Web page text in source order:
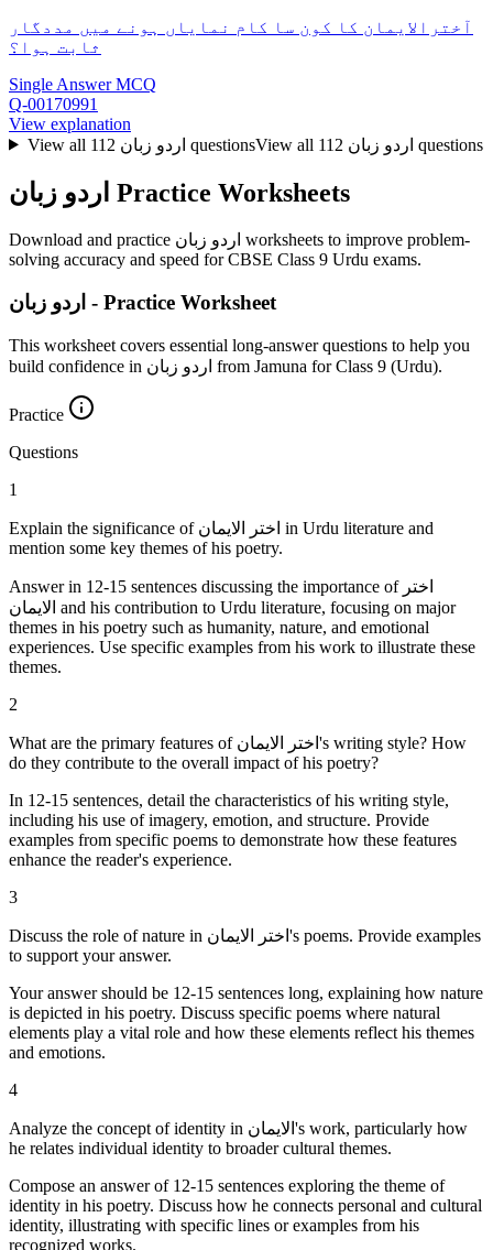
آخترالایمان کا کون سا کام نمایاں ہونے میں مددگار
ثابت ہوا؟
Single Answer MCQ
Q-00170991
View explanation
View all 112 اردو زبان questionsView all 112 اردو زبان questions
اردو زبان Practice Worksheets
Download and practice اردو زبان worksheets to improve problem-
solving accuracy and speed for CBSE Class 9 Urdu exams.
اردو زبان - Practice Worksheet
This worksheet covers essential long-answer questions to help you
build confidence in اردو زبان from Jamuna for Class 9 (Urdu).
Practice
Questions
1
Explain the significance of اختر الایمان in Urdu literature and
mention some key themes of his poetry.
Answer in 12-15 sentences discussing the importance of اختر
الایمان and his contribution to Urdu literature, focusing on major
themes in his poetry such as humanity, nature, and emotional
experiences. Use specific examples from his work to illustrate these
themes.
2
What are the primary features of اختر الایمان's writing style? How
do they contribute to the overall impact of his poetry?
In 12-15 sentences, detail the characteristics of his writing style,
including his use of imagery, emotion, and structure. Provide
examples from specific poems to demonstrate how these features
enhance the reader's experience.
3
Discuss the role of nature in اختر الایمان's poems. Provide examples
to support your answer.
Your answer should be 12-15 sentences long, explaining how nature
is depicted in his poetry. Discuss specific poems where natural
elements play a vital role and how these elements reflect his themes
and emotions.
4
Analyze the concept of identity in الایمان's work, particularly how
he relates individual identity to broader cultural themes.
Compose an answer of 12-15 sentences exploring the theme of
identity in his poetry. Discuss how he connects personal and cultural
identity, illustrating with specific lines or examples from his
recognized works.